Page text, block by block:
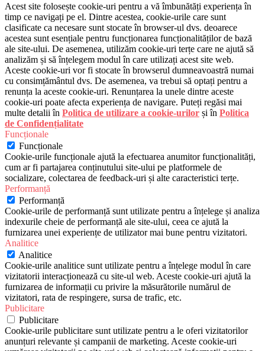
Acest site folosește cookie-uri pentru a vă îmbunătăți experiența în
timp ce navigați pe el. Dintre acestea, cookie-urile care sunt
clasificate ca necesare sunt stocate în browser-ul dvs. deoarece
acestea sunt esențiale pentru funcționarea funcționalităților de bază
ale site-ului. De asemenea, utilizăm cookie-uri terțe care ne ajută să
analizăm și să înțelegem modul în care utilizați acest site web.
Aceste cookie-uri vor fi stocate în browserul dumneavoastră numai
cu consimțământul dvs. De asemenea, va trebui să optați pentru a
renunța la aceste cookie-uri. Renunțarea la unele dintre aceste
cookie-uri poate afecta experiența de navigare. Puteți regăsi mai
multe detalii în Politica de utilizare a cookie-urilor și în Politica
de Confidențialitate
Funcționale
Funcționale
Cookie-urile funcționale ajută la efectuarea anumitor funcționalități,
cum ar fi partajarea conținutului site-ului pe platformele de
socializare, colectarea de feedback-uri și alte caracteristici terțe.
Performanță
Performanță
Cookie-urile de performanță sunt utilizate pentru a înțelege și analiza
indexurile cheie de performanță ale site-ului, ceea ce ajută la
furnizarea unei experiențe de utilizator mai bune pentru vizitatori.
Analitice
Analitice
Cookie-urile analitice sunt utilizate pentru a înțelege modul în care
vizitatorii interacționează cu site-ul web. Aceste cookie-uri ajută la
furnizarea de informații cu privire la măsurătorile numărul de
vizitatori, rata de respingere, sursa de trafic, etc.
Publicitare
Publicitare
Cookie-urile publicitare sunt utilizate pentru a le oferi vizitatorilor
anunțuri relevante și campanii de marketing. Aceste cookie-uri